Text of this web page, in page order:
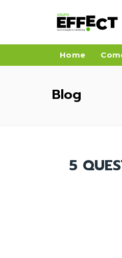
Home
Blog
5